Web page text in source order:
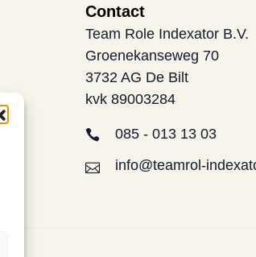
Contact
Team Role Indexator B.V.
Groenekanseweg 70
3732 AG De Bilt
kvk 89003284
085 - 013 13 03
info@teamrol-